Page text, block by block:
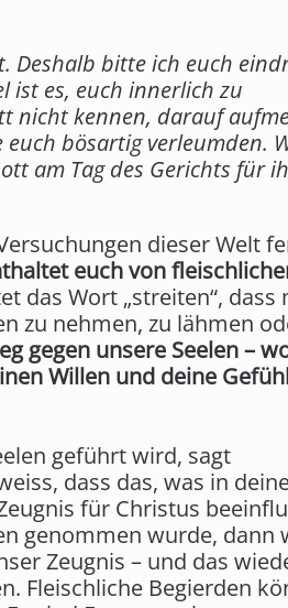
Deshalb bitte ich euch
ist es, euch innerlich zu
nicht kennen, darauf
bösartig verleumden.
am Tag des Gerichts für
dieser Welt
euch von
das Wort „streiten“, dass
zu nehmen, zu lähmen
gegen unsere Seelen –
Willen und deine
geführt wird, sagt
dass das, was in
für Christus
genommen wurde, dann
Zeugnis – und das
Fleischliche Begierden